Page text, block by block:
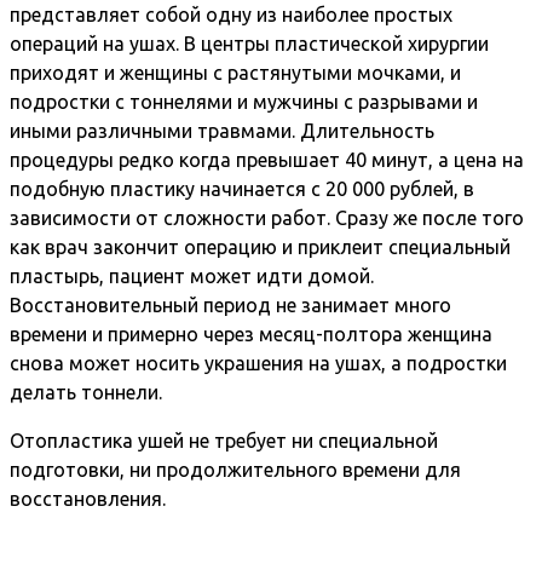
представляет собой одну из наиболее простых
операций на ушах. В центры пластической хирургии
приходят и женщины с растянутыми мочками, и
подростки с тоннелями и мужчины с разрывами и
иными различными травмами. Длительность
процедуры редко когда превышает 40 минут, а цена на
подобную пластику начинается с 20 000 рублей, в
зависимости от сложности работ. Сразу же после того
как врач закончит операцию и приклеит специальный
пластырь, пациент может идти домой.
Восстановительный период не занимает много
времени и примерно через месяц-полтора женщина
снова может носить украшения на ушах, а подростки
делать тоннели.
Отопластика ушей не требует ни специальной
подготовки, ни продолжительного времени для
восстановления.